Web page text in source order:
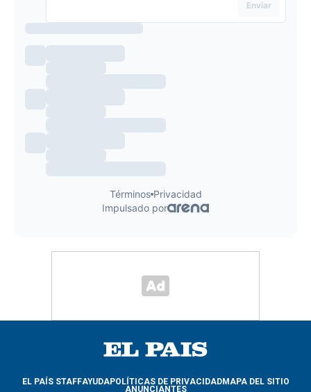
EL PAÍS STAFFAYUDAPOLÍTICAS DE PRIVACIDADMAPA DEL SITIO
ANUNCIANTES